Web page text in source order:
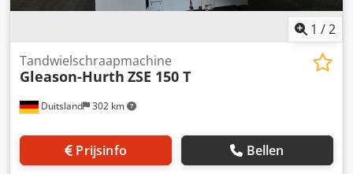
1 /2
Duitsland 302 km
Tandwielschraapmachine
Gleason-Hurth ZSE 150 T
Prijsinfo Bellen